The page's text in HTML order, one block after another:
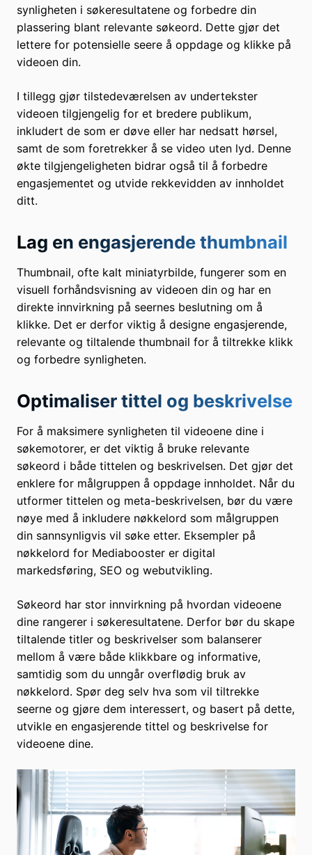
synligheten i søkeresultatene og forbedre din
plassering blant relevante søkeord. Dette gjør det
lettere for potensielle seere å oppdage og klikke på
videoen din.
I tillegg gjør tilstedeværelsen av undertekster
videoen tilgjengelig for et bredere publikum,
inkludert de som er døve eller har nedsatt hørsel,
samt de som foretrekker å se video uten lyd. Denne
økte tilgjengeligheten bidrar også til å forbedre
engasjementet og utvide rekkevidden av innholdet
ditt.
Lag en engasjerende thumbnail
Thumbnail, ofte kalt miniatyrbilde, fungerer som en
visuell forhåndsvisning av videoen din og har en
direkte innvirkning på seernes beslutning om å
klikke. Det er derfor viktig å designe engasjerende,
relevante og tiltalende thumbnail for å tiltrekke klikk
og forbedre synligheten.
Optimaliser tittel og beskrivelse
For å maksimere synligheten til videoene dine i
søkemotorer, er det viktig å bruke relevante
søkeord i både tittelen og beskrivelsen. Det gjør det
enklere for målgruppen å oppdage innholdet. Når du
utformer tittelen og meta-beskrivelsen, bør du være
nøye med å inkludere nøkkelord som målgruppen
din sannsynligvis vil søke etter. Eksempler på
nøkkelord for Mediabooster er digital
markedsføring, SEO og webutvikling.
Søkeord har stor innvirkning på hvordan videoene
dine rangerer i søkeresultatene. Derfor bør du skape
tiltalende titler og beskrivelser som balanserer
mellom å være både klikkbare og informative,
samtidig som du unngår overflødig bruk av
nøkkelord. Spør deg selv hva som vil tiltrekke
seerne og gjøre dem interessert, og basert på dette,
utvikle en engasjerende tittel og beskrivelse for
videoene dine.